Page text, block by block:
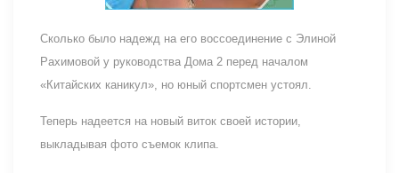
Сколько было надежд на его воссоединение с Элиной
Рахимовой у руководства Дома 2 перед началом
«Китайских каникул», но юный спортсмен устоял.
Теперь надеется на новый виток своей истории,
выкладывая фото съемок клипа.